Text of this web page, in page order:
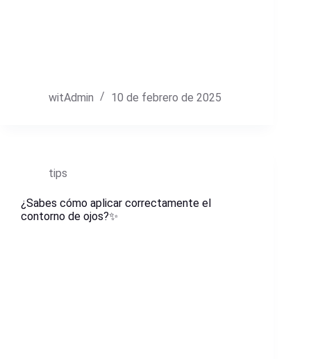
witAdmin 10 de febrero de 2025
tips
¿Sabes cómo aplicar correctamente el
contorno de ojos?✨